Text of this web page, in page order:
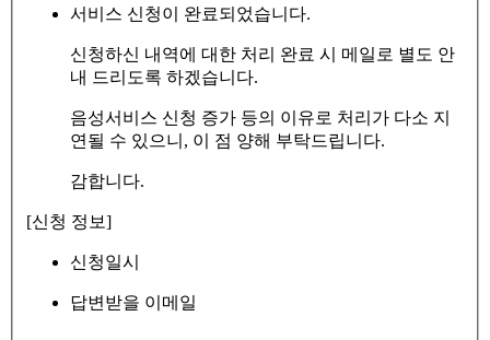
서비스 신청이 완료되었습니다.
신청하신 내역에 대한 처리 완료 시 메일로 별도 안
내 드리도록 하겠습니다.
음성서비스 신청 증가 등의 이유로 처리가 다소 지
연될 수 있으니, 이 점 양해 부탁드립니다.
감합니다.
[신청 정보]
신청일시
답변받을 이메일